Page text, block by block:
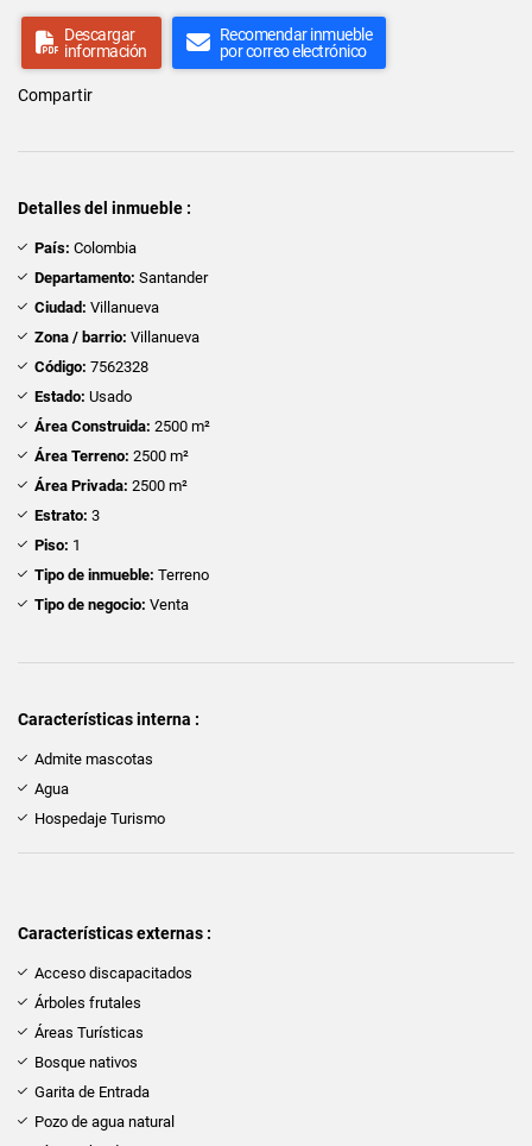
Descargar
información
Recomendar inmueble
por correo electrónico
Compartir
Detalles del inmueble :
País: Colombia
Departamento: Santander
Ciudad: Villanueva
Zona / barrio: Villanueva
Código: 7562328
Estado: Usado
Área Construida: 2500 m²
Área Terreno: 2500 m²
Área Privada: 2500 m²
Estrato: 3
Piso: 1
Tipo de inmueble: Terreno
Tipo de negocio: Venta
Características interna :
Admite mascotas
Agua
Hospedaje Turismo
Características externas :
Acceso discapacitados
Árboles frutales
Áreas Turísticas
Bosque nativos
Garita de Entrada
Pozo de agua natural